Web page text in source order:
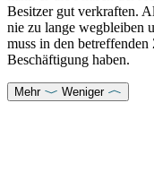
Besitzer gut verkraften.
nie zu lange wegbleiben
muss in den betreffenden
Beschäftigung haben.
Mehr Weniger